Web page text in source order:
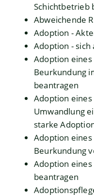
Schichtbetrieb
Abweichende
Adoption -
Adoption -
Adoption eines
Beurkundung
beantragen
Adoption eines
Umwandlung
starke
Adoption eines
Beurkundung
Adoption
beantragen